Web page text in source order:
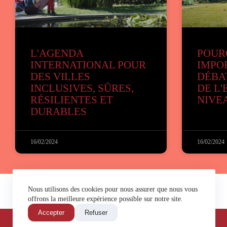
Nous utilisons des cookies pour nous assurer que nous vous
offrons la meilleure expérience possible sur notre site.
Accepter
Refuser
L'AGENDA
INTERNATIONAL POUR
DES VILLES
INCLUSIVES, SÛRES,
RÉSILIENTES ET
DURABLES
16/02/2024
DE
16/02/2024